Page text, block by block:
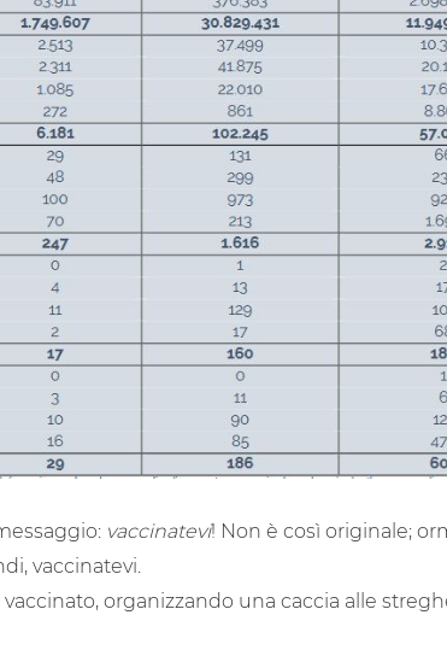
vaccinatevi! Non è così originale;
vaccinatevi.
organizzando una caccia alle